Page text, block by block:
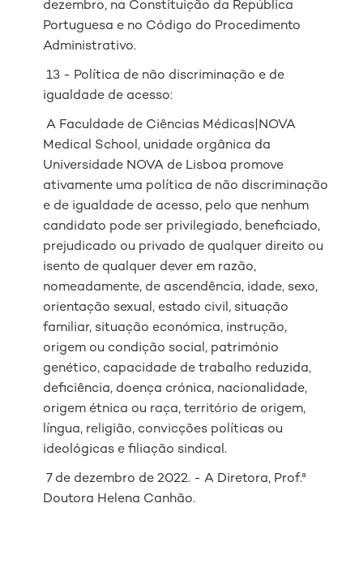
dezembro, na Constituição da República
Portuguesa e no Código do Procedimento
Administrativo.
13 - Política de não discriminação e de
igualdade de acesso:
A Faculdade de Ciências Médicas|NOVA
Medical School, unidade orgânica da
Universidade NOVA de Lisboa promove
ativamente uma política de não discriminação
e de igualdade de acesso, pelo que nenhum
candidato pode ser privilegiado, beneficiado,
prejudicado ou privado de qualquer direito ou
isento de qualquer dever em razão,
nomeadamente, de ascendência, idade, sexo,
orientação sexual, estado civil, situação
familiar, situação económica, instrução,
origem ou condição social, património
genético, capacidade de trabalho reduzida,
deficiência, doença crónica, nacionalidade,
origem étnica ou raça, território de origem,
língua, religião, convicções políticas ou
ideológicas e filiação sindical.
7 de dezembro de 2022. - A Diretora, Prof.ª
Doutora Helena Canhão.